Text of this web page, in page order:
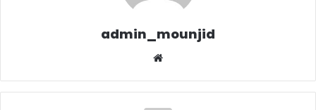
admin_mounjid